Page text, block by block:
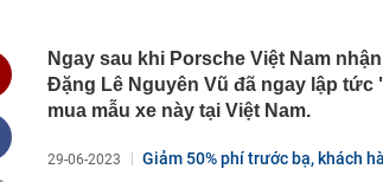
lời khuyên nguy hiểm
13:54
Một cổ đông lớn muốn
13:50
Cụ bà 111 tuổi vẫn ra
13:47
Nhu cầu tìm kiếm việc
Ngay sau khi Porsche Việt Nam
Đặng Lê Nguyên Vũ đã ngay lập
mua mẫu xe này tại Việt Nam.
29-06-2023 Giảm 50% phí trước bạ, khách